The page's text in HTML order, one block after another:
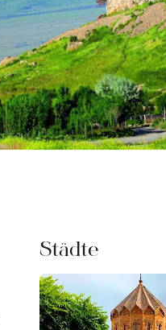
Städte